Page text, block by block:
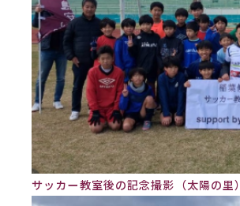
サッカー教室後の記念撮影（太陽の里）